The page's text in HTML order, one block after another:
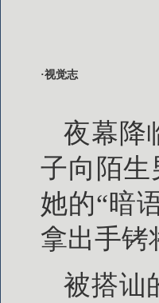
·视觉志
夜幕降
子向陌生
她的“暗
拿出手铐
被搭讪